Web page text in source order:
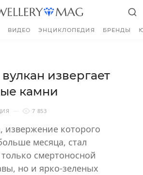
ВИДЕО ЭНЦИКЛОПЕДИЯ БРЕНДЫ
извергает
камни
7 853
извержение которого
месяца, стал
смертоносной
но и ярко-зеленых